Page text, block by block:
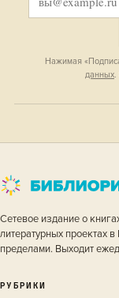
Нажимая
данных.
Сетевое издание о
литературных проектах
пределами. Выходит
РУБРИКИ